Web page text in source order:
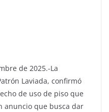
de 2025.-La
Laviada, confirmó
de uso de piso que
anuncio que busca dar